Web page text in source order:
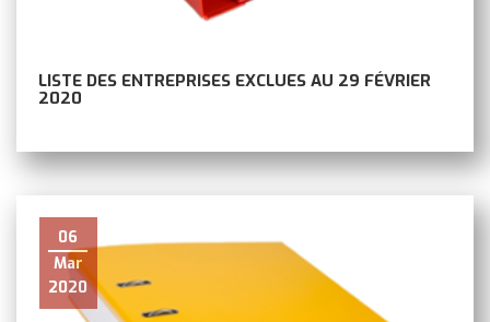
LISTE DES ENTREPRISES EXCLUES AU 29 FÉVRIER
2020
06
Mar
2020